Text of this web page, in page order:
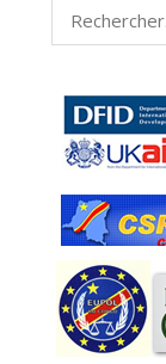
Rechercher :